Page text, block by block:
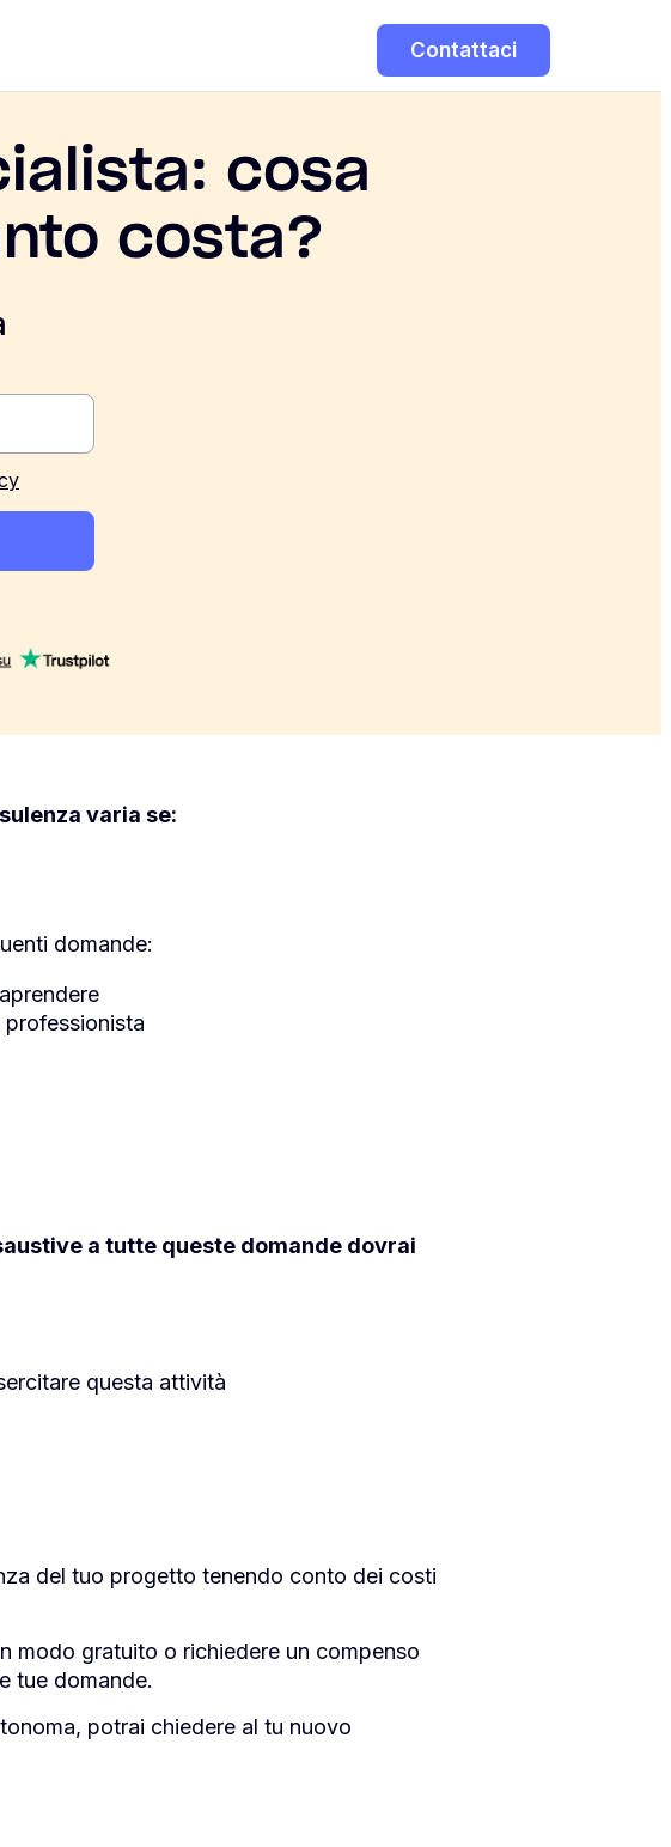
Contattaci
cosa
costa?
varia se:
domande:
a tutte queste domande dovrai
questa attività
del tuo progetto tenendo conto dei costi
modo gratuito o richiedere un compenso
tue domande.
potrai chiedere al tu nuovo